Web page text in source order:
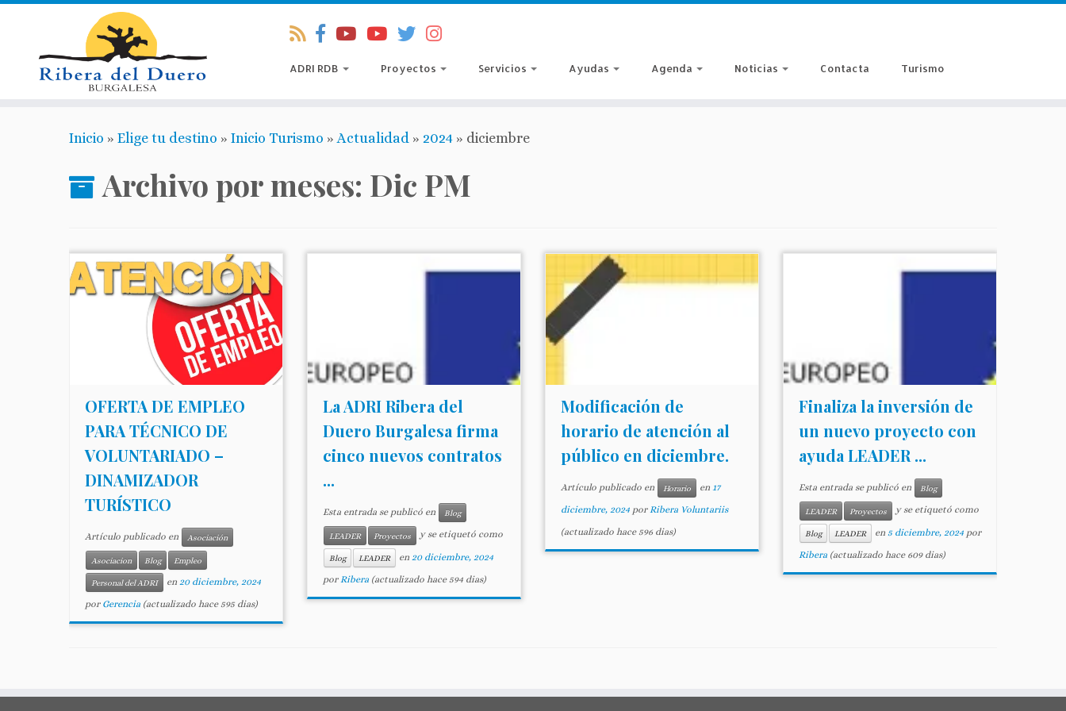
ADRI RDB Proyectos Servicios Ayudas Agenda Noticias Contacta Turismo
Inicio » Elige tu destino » Inicio Turismo » Actualidad » 2024 » diciembre
Archivo por meses: Dic PM
OFERTA DE EMPLEO
PARA TÉCNICO DE
VOLUNTARIADO –
DINAMIZADOR
TURÍSTICO
Artículo publicado en Asociación
Asociacion Blog Empleo
Personal del ADRI en 20 diciembre, 2024
por Gerencia(actualizado hace 595 dias)
La ADRI Ribera del
Duero Burgalesa firma
cinco nuevos contratos
...
Esta entrada se publicó en Blog
LEADER Proyectos y se etiquetó como
Blog LEADER en 20 diciembre, 2024
porRibera(actualizado hace 594 dias)
Modificación de
horario de atención al
público en diciembre.
Artículo publicado en Horario en 17
diciembre, 2024 porRibera Voluntariis
(actualizado hace 596 dias)
Finaliza la inversión de
un nuevo proyecto con
ayuda LEADER ...
Esta entrada se publicó en Blog
LEADER Proyectos y se etiquetó como
Blog LEADER en 5 diciembre, 2024 por
Ribera(actualizado hace 609 dias)